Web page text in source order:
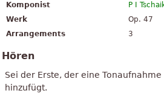
Komponist
P I
Werk
Op. 47
Arrangements
3
Hören
Sei der Erste, der eine
hinzufügt.